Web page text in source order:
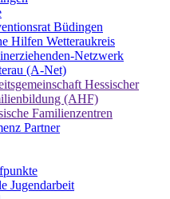
Büdingen
Hilfen Wetteraukreis
Netzwerk
(A-Net)
Hessischer
(AHF)
Familienzentren
Partner
Jugendarbeit